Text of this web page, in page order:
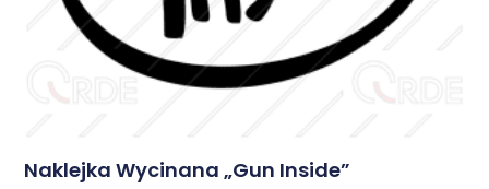
Naklejka Wycinana „Gun Inside”